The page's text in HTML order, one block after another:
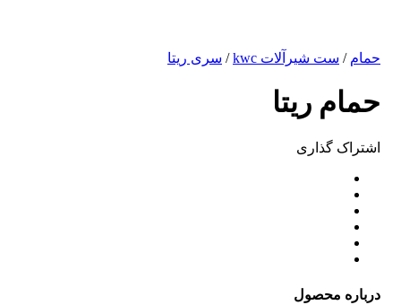
حمام / ست شیرآلات kwc / سری ریتا
حمام ریتا
اشتراک ‌گذاری
درباره محصول